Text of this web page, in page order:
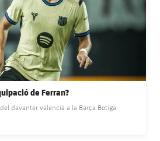
de Ferran?
davanter valencià a la Barça Botiga